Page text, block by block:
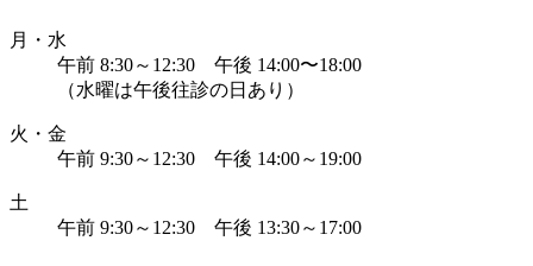
月・水
午前 8:30～12:30 午後 14:00〜18:00
（水曜は午後往診の日あり）
火・金
午前 9:30～12:30 午後 14:00～19:00
土
午前 9:30～12:30 午後 13:30～17:00